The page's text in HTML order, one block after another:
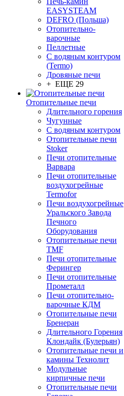
EASYSTEAM
DEFRO (Польша)
Отопительно-
варочные
Пеллетные
С водяным контуром
(Termo)
Дровяные печи
+ ЕЩЕ 29
Отопительные печи
Длительного горения
Чугунные
C водяным контуром
Отопительные печи
Stoker
Печи отопительные
Варвара
Печи отопительные
воздухогрейные
Termofor
Печи воздухогрейные
Уральского Завода
Печного
Оборудования
Отопительные печи
TMF
Печи отопительные
Ферингер
Печи отопительные
Прометалл
Печи отопительно-
варочные КДМ
Отопительные печи
Бренеран
Длительного Горения
Клондайк (Булерьян)
Отопительные печи и
камины Технолит
Модульные
кирпичные печи
Отопительные печи